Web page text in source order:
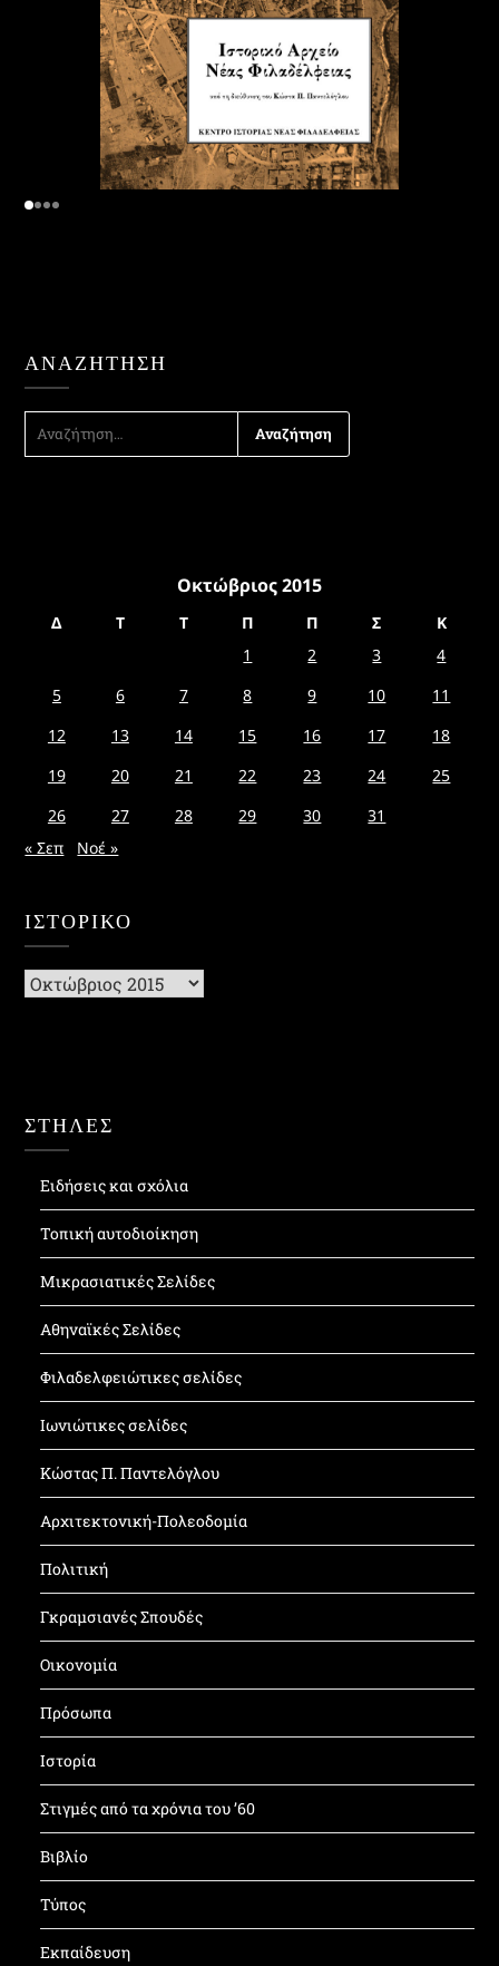
ΑΝΑΖΉΤΗΣΗ
ΑΝΑΖΉΤΗΣΗ
ΓΙΑ:
Οκτώβριος 2015
Δ Τ Τ Π Π Σ
Κ
1
2 3
4
5
6 7 8 9 10
11
12
13 14 15 16 17
18
19
20 21 22 23 24
25
26
27 28 29 30
31
« Σεπ
Νοέ »
ΙΣΤΟΡΙΚΌ
Ιστορικό
ΣΤΗΛΕΣ
Ειδήσεις και σχόλια
Τοπική αυτοδιοίκηση
Μικρασιατικές Σελίδες
Αθηναϊκές Σελίδες
Φιλαδελφειώτικες σελίδες
Ιωνιώτικες σελίδες
Κώστας Π. Παντελόγλου
Αρχιτεκτονική-Πολεοδομία
Πολιτική
Γκραμσιανές Σπουδές
Οικονομία
Πρόσωπα
Ιστορία
Στιγμές από τα χρόνια του ’60
Βιβλίο
Τύπος
Εκπαίδευση